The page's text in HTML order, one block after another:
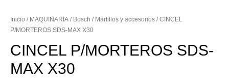
Inicio / MAQUINARIA / Bosch / Martillos y accesorios / CINCEL
P/MORTEROS SDS-MAX X30
CINCEL P/MORTEROS SDS-
MAX X30